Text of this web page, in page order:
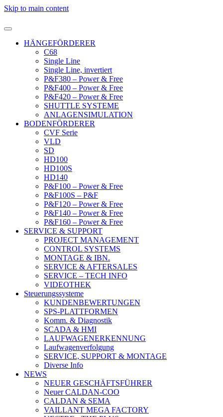
Skip to main content
HÄNGEFÖRDERER
C68
Single Line
Single Line, invertiert
P&F380 – Power & Free
P&F400 – Power & Free
P&F420 – Power & Free
SHUTTLE SYSTEME
ANLAGENSIMULATION
BODENFÖRDERER
CVF Serie
VLD
SD
HD100
HD100S
HD140
P&F100 – Power & Free
P&F100S – P&F
P&F120 – Power & Free
P&F140 – Power & Free
P&F160 – Power & Free
SERVICE & SUPPORT
PROJECT MANAGEMENT
CONTROL SYSTEMS
MONTAGE & IBN.
SERVICE & AFTERSALES
SERVICE – TECH INFO
VIDEOTHEK
Steuerungssysteme
KUNDENBEWERTUNGEN
SPS-PLATTFORMEN
Komm. & Diagnostik
SCADA & HMI
LAUFWAGENERKENNUNG
Laufwagenverfolgung
SERVICE, SUPPORT & MONTAGE
Diverse Info
NEWS
NEUER GESCHÄFTSFÜHRER
Neuer CALDAN-COO
CALDAN & SEMA
VAILLANT MEGA FACTORY